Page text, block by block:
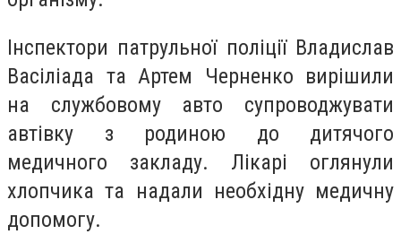
Інспектори патрульної поліції Владислав
Васіліада та Артем Черненко вирішили
на службовому авто супроводжувати
автівку з родиною до дитячого
медичного закладу. Лікарі оглянули
хлопчика та надали необхідну медичну
допомогу.